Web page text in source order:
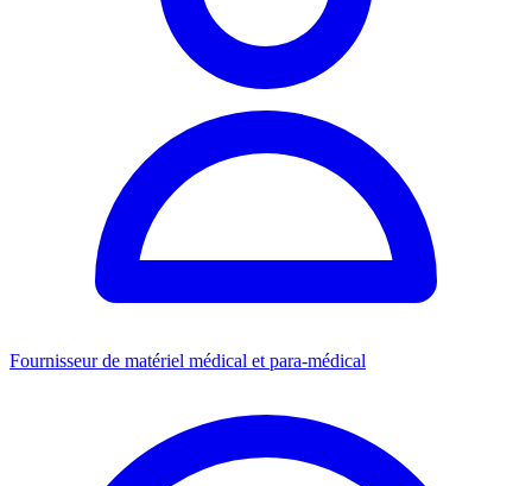
Fournisseur de matériel médical et para-médical